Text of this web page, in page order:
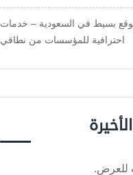
بسيط في السعودية – خدمات
احترافية للمؤسسات من نطاقي
للعرض.